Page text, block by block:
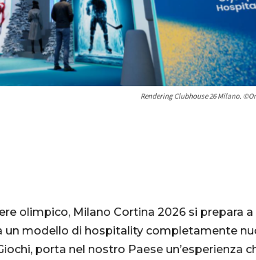
Rendering Clubhouse 26 Milano.
olimpico, Milano Cortina 2026 si prepara a
un modello di hospitality completamente
porta nel nostro Paese un’esperienza